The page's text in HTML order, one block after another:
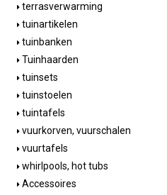
terrasverwarming
tuinartikelen
tuinbanken
Tuinhaarden
tuinsets
tuinstoelen
tuintafels
vuurkorven, vuurschalen
vuurtafels
whirlpools, hot tubs
Accessoires